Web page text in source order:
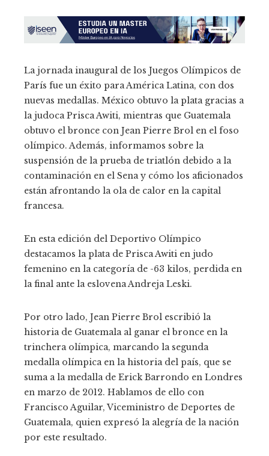
La jornada inaugural de los Juegos Olímpicos de
París fue un éxito para América Latina, con dos
nuevas medallas. México obtuvo la plata gracias a
la judoca Prisca Awiti, mientras que Guatemala
obtuvo el bronce con Jean Pierre Brol en el foso
olímpico. Además, informamos sobre la
suspensión de la prueba de triatlón debido a la
contaminación en el Sena y cómo los aficionados
están afrontando la ola de calor en la capital
francesa.
En esta edición del Deportivo Olímpico
destacamos la plata de Prisca Awiti en judo
femenino en la categoría de -63 kilos, perdida en
la final ante la eslovena Andreja Leski.
Por otro lado, Jean Pierre Brol escribió la
historia de Guatemala al ganar el bronce en la
trinchera olímpica, marcando la segunda
medalla olímpica en la historia del país, que se
suma a la medalla de Erick Barrondo en Londres
en marzo de 2012. Hablamos de ello con
Francisco Aguilar, Viceministro de Deportes de
Guatemala, quien expresó la alegría de la nación
por este resultado.